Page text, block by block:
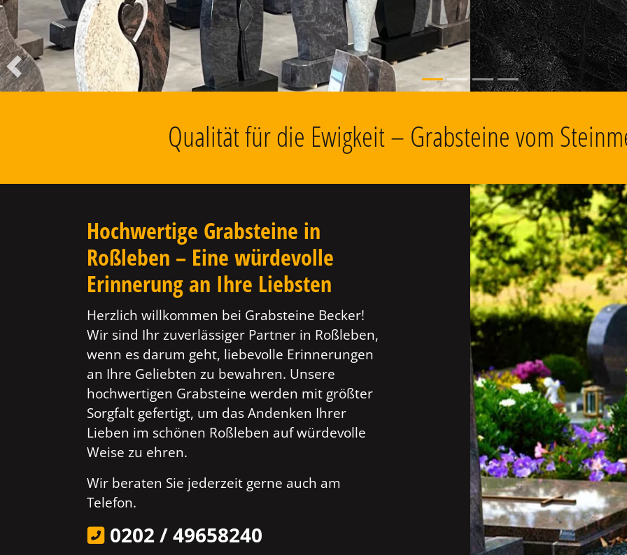
Vorheriger
Qualität für die Ewigkeit – Grabsteine vom
Hochwertige Grabsteine in
Roßleben – Eine würdevolle
Erinnerung an Ihre Liebsten
Herzlich willkommen bei Grabsteine Becker!
Wir sind Ihr zuverlässiger Partner in Roßleben,
wenn es darum geht, liebevolle Erinnerungen
an Ihre Geliebten zu bewahren. Unsere
hochwertigen Grabsteine werden mit größter
Sorgfalt gefertigt, um das Andenken Ihrer
Lieben im schönen Roßleben auf würdevolle
Weise zu ehren.
Wir beraten Sie jederzeit gerne auch am
Telefon.
0202 / 49658240